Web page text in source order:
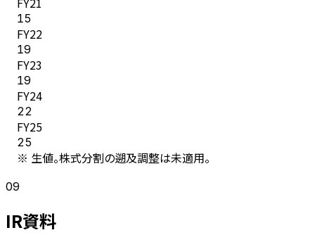
15
FY22
19
FY23
19
FY24
22
FY25
25
※ 生値。株式分割の遡及調整は未適用。
09
IR資料